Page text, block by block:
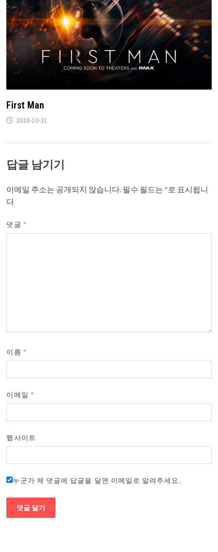
First Man
2018-10-31
답글 남기기
이메일 주소는 공개되지 않습니다. 필수 필드는 *로 표시됩니
다
댓글 *
이름 *
이메일 *
웹사이트
누군가 제 댓글에 답글을 달면 이메일로 알려주세요.